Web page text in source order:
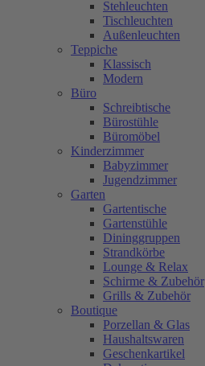
Stehleuchten
Tischleuchten
Außenleuchten
Teppiche
Klassisch
Modern
Büro
Schreibtische
Bürostühle
Büromöbel
Kinderzimmer
Babyzimmer
Jugendzimmer
Garten
Gartentische
Gartenstühle
Dininggruppen
Strandkörbe
Lounge & Relax
Schirme & Zubehör
Grills & Zubehör
Boutique
Porzellan & Glas
Haushaltswaren
Geschenkartikel